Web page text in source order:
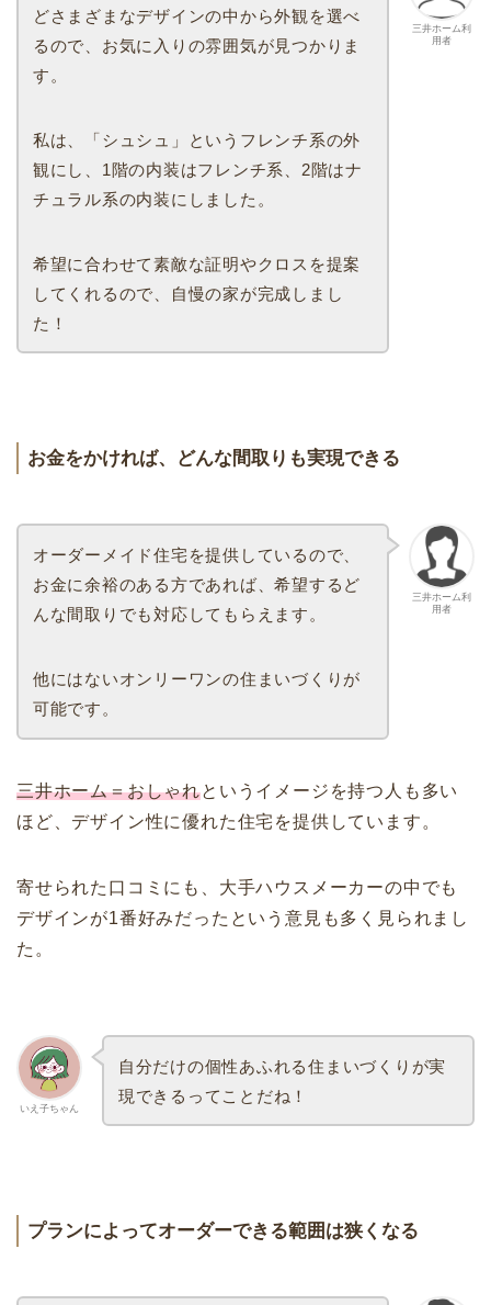
三井ホーム利
用者
どさまざまなデザインの中から外観を選べ
るので、お気に入りの雰囲気が見つかりま
す。
私は、「シュシュ」というフレンチ系の外
観にし、1階の内装はフレンチ系、2階はナ
チュラル系の内装にしました。
希望に合わせて素敵な証明やクロスを提案
してくれるので、自慢の家が完成しまし
た！
お金をかければ、どんな間取りも実現できる
三井ホーム利
用者
オーダーメイド住宅を提供しているので、
お金に余裕のある方であれば、希望するど
んな間取りでも対応してもらえます。
他にはないオンリーワンの住まいづくりが
可能です。
三井ホーム＝おしゃれというイメージを持つ人も多い
ほど、デザイン性に優れた住宅を提供しています。
寄せられた口コミにも、大手ハウスメーカーの中でも
デザインが1番好みだったという意見も多く見られまし
た。
いえ子ちゃん
自分だけの個性あふれる住まいづくりが実
現できるってことだね！
プランによってオーダーできる範囲は狭くなる